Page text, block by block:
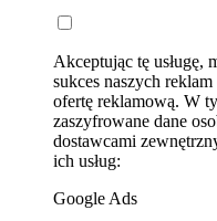
Akceptując tę usługę,
sukces naszych
ofertę reklamową. W
zaszyfrowane dane
dostawcami
ich usług:
Google Ads